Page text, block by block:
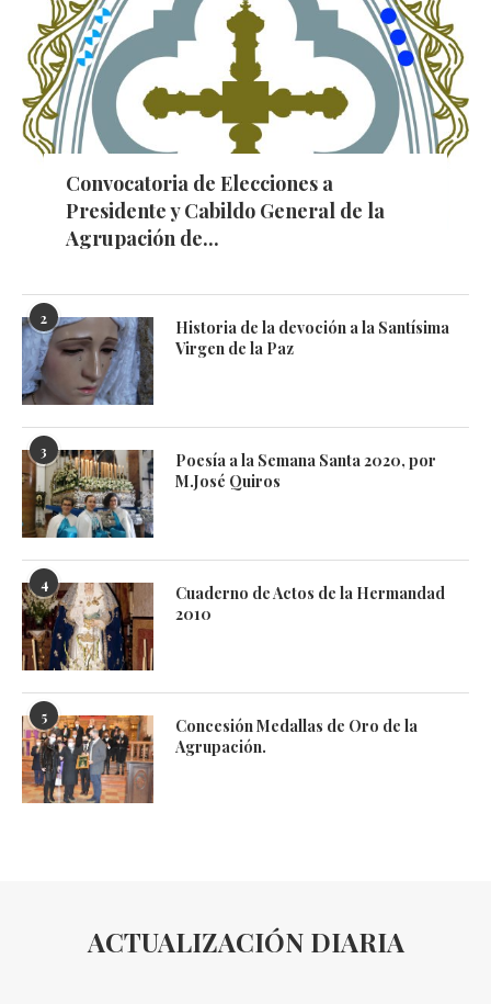
Convocatoria de Elecciones a
Presidente y Cabildo General de la
Agrupación de...
2
Historia de la devoción a la Santísima
Virgen de la Paz
3
Poesía a la Semana Santa 2020, por
M.José Quiros
4
Cuaderno de Actos de la Hermandad
2010
5
Concesión Medallas de Oro de la
Agrupación.
ACTUALIZACIÓN DIARIA